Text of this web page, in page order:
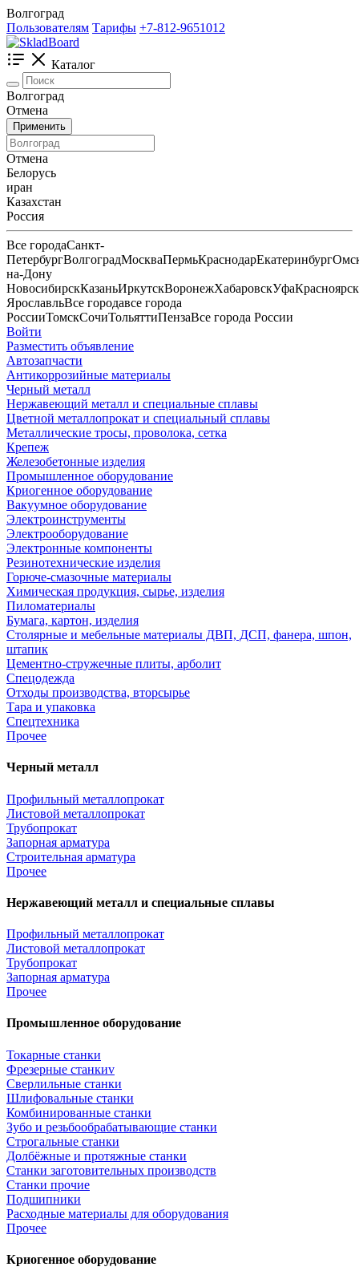
Волгоград
Пользователям Тарифы +7-812-9651012
Каталог
Волгоград
Отмена
Применить
Отмена
Белорусь
иран
Казахстан
Россия
Все городаСанкт-
ПетербургВолгоградМоскваПермьКраснодарЕкатеринбург
на-Дону
НовосибирскКазаньИркутскВоронежХабаровскУфаКрасноярск
ЯрославльВсе городавсе города
РоссииТомскСочиТольяттиПензаВсе города России
Войти
Разместить объявление
Автозапчасти
Антикоррозийные материалы
Черный металл
Нержавеющий металл и специальные сплавы
Цветной металлопрокат и специальный сплавы
Металлические тросы, проволока, сетка
Крепеж
Железобетонные изделия
Промышленное оборудование
Криогенное оборудование
Вакуумное оборудование
Электроинструменты
Электрооборудование
Электронные компоненты
Резинотехнические изделия
Горюче-смазочные материалы
Химическая продукция, сырье, изделия
Пиломатериалы
Бумага, картон, изделия
Столярные и мебельные материалы ДВП, ДСП, фанера, шпон,
штапик
Цементно-стружечные плиты, арболит
Спецодежда
Отходы производства, вторсырье
Тара и упаковка
Спецтехника
Прочее
Черный металл
Профильный металлопрокат
Листовой металлопрокат
Трубопрокат
Запорная арматура
Строительная арматура
Прочее
Нержавеющий металл и специальные сплавы
Профильный металлопрокат
Листовой металлопрокат
Трубопрокат
Запорная арматура
Прочее
Промышленное оборудование
Токарные станки
Фрезерные станкиv
Сверлильные станки
Шлифовальные станки
Комбинированные станки
Зубо и резьбообрабатывающие станки
Строгальные станки
Долбёжные и протяжные станки
Станки заготовительных производств
Станки прочие
Подшипники
Расходные материалы для оборудования
Прочее
Криогенное оборудование